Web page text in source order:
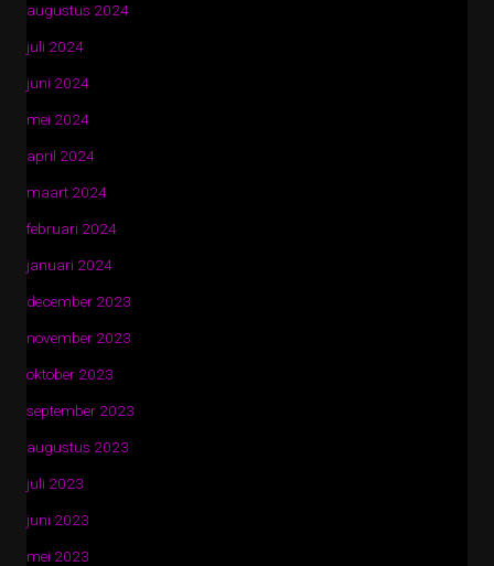
augustus 2024
juli 2024
juni 2024
mei 2024
april 2024
maart 2024
februari 2024
januari 2024
december 2023
november 2023
oktober 2023
september 2023
augustus 2023
juli 2023
juni 2023
mei 2023